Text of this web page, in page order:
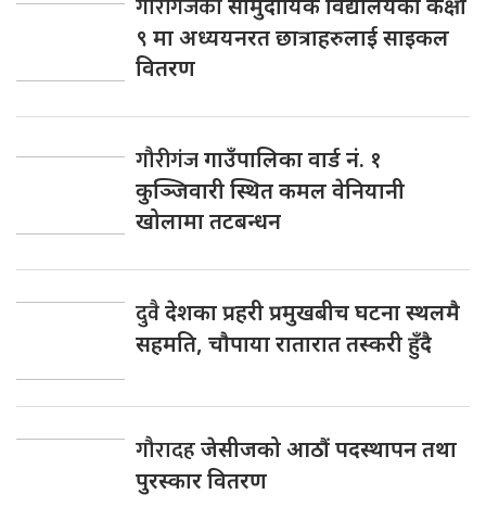
९ मा अध्ययनरत छात्राहरुलाई साइकल
वितरण
गौरीगंजगाउँपालिका वार्ड नं. १
कुञ्जिवारी स्थित कमल वेनियानी
खोलामा तटबन्धन
दुवैदेशका प्रहरी प्रमुखबीच घटना स्थलमै
सहमति, चाैपाया रातारात तस्करी हुँदै
गौरादहजेसीजको आठौं पदस्थापन तथा
पुरस्कार वितरण